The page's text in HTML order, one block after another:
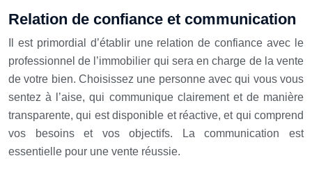
Relation de confiance et communication
Il est primordial d’établir une relation de confiance avec le
professionnel de l’immobilier qui sera en charge de la vente
de votre bien. Choisissez une personne avec qui vous vous
sentez à l’aise, qui communique clairement et de manière
transparente, qui est disponible et réactive, et qui comprend
vos besoins et vos objectifs. La communication est
essentielle pour une vente réussie.